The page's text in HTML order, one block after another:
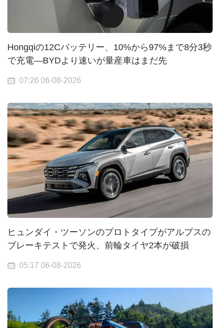
Hongqiの12Cバッテリー、10%から97%まで8分3秒
で充電—BYDより速いが量産車はまだ先
07:26 06-08-2026
ヒュンダイ・ツーソンのプロトタイプがアルプスの
ブレーキテストで発火、前輪タイヤ2本が破損
05:17 06-08-2026